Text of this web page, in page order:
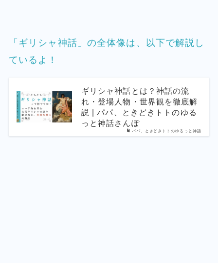
「ギリシャ神話」の全体像は、以下で解説し
ているよ！
パパ、ときどきトトのゆるっと神話…
ギリシャ神話とは？神話の流
れ・登場人物・世界観を徹底解
説 | パパ、ときどきトトのゆる
っと神話さんぽ